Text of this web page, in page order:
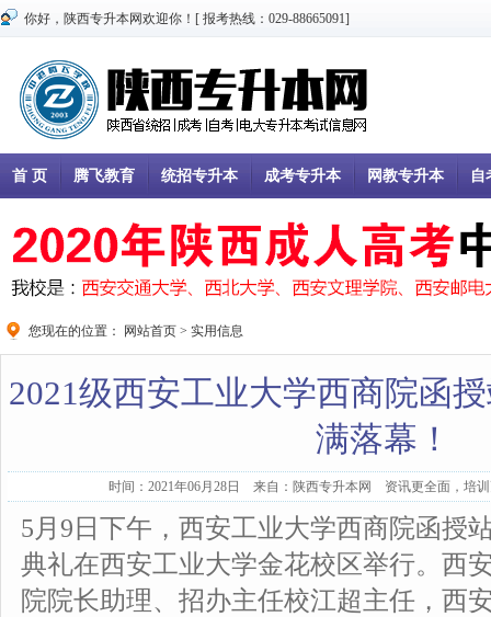
你好，陕西专升本网欢迎你！[ 报考热线：029-88665091]
首 页 腾飞教育 统招专升本 成考专升本 网教专升本 自
您现在的位置： 网站首页 > 实用信息
2021级西安工业大学西商院函
满落幕！
时间：2021年06月28日 来自：陕西专升本网 资讯更全面，培
5月9日下午，西安工业大学西商院函授
典礼在西安工业大学金花校区举行。西
院院长助理、招办主任校江超主任，西